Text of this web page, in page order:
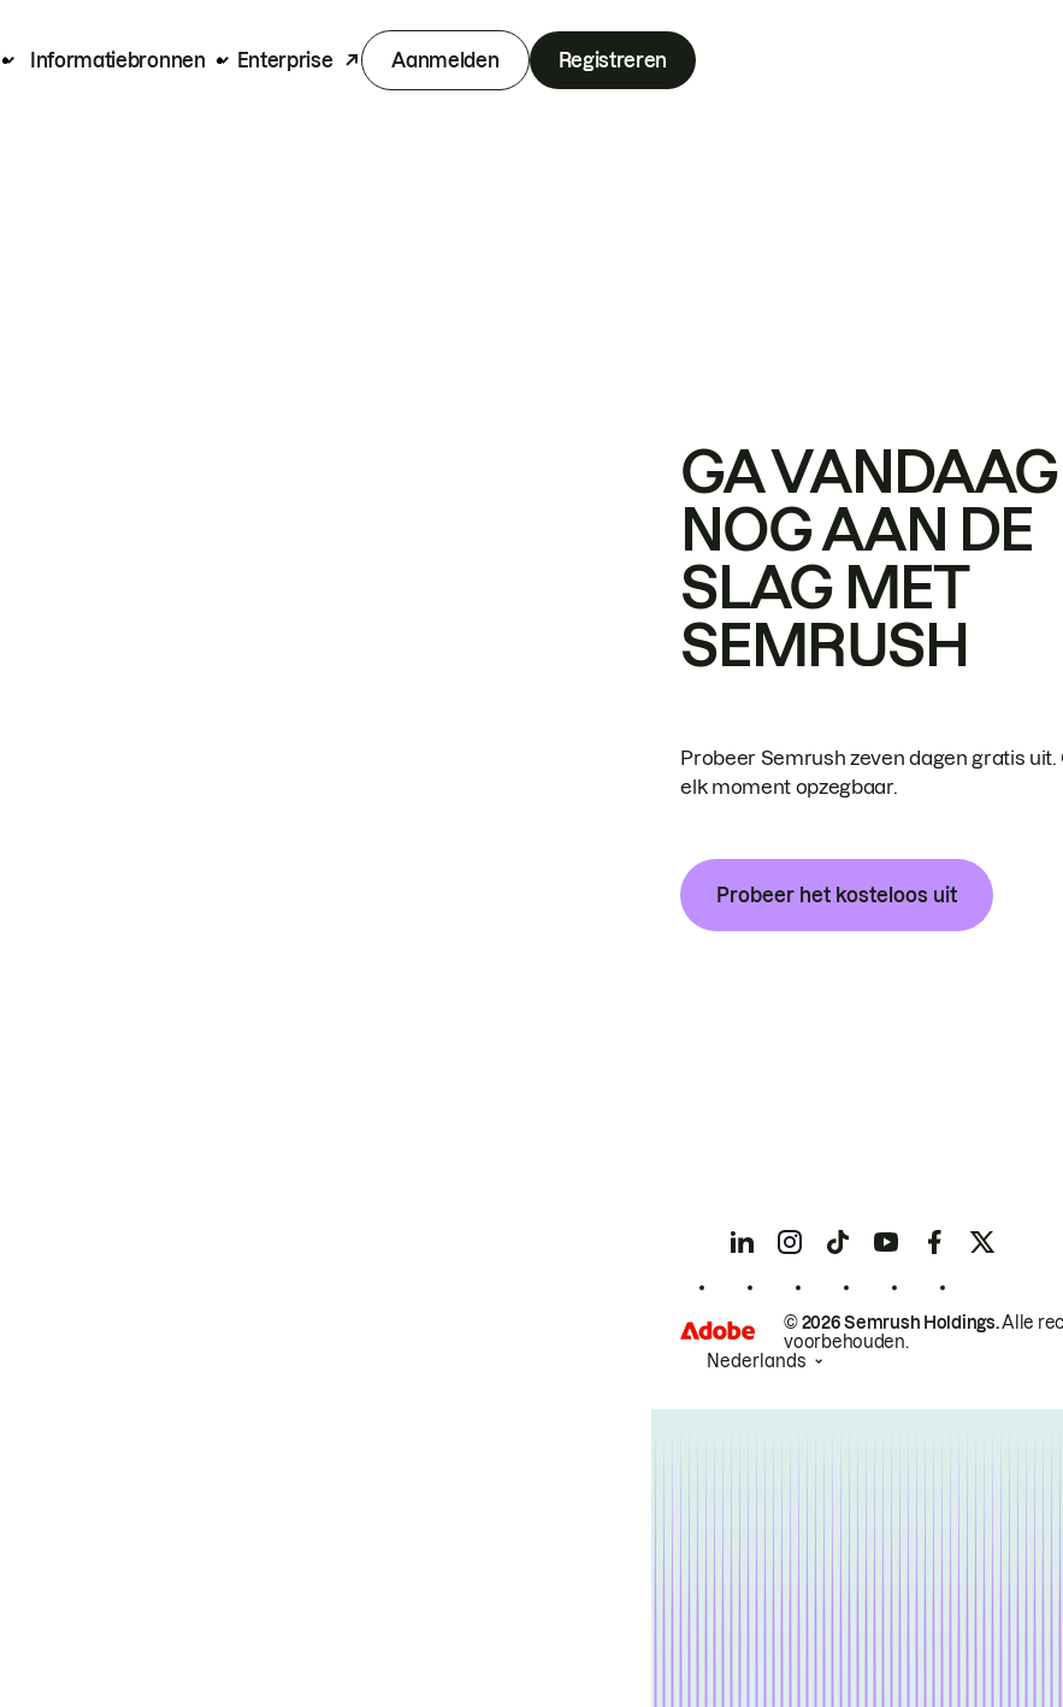
Informatiebronnen Enterprise Aanmelden Registreren
GA VANDAAG
NOG AAN DE
SLAG MET
SEMRUSH
Probeer Semrush zeven dagen gratis uit.
elk moment opzegbaar.
Probeer het kosteloos uit
© 2026 Semrush Holdings.Alle
voorbehouden.
Nederlands